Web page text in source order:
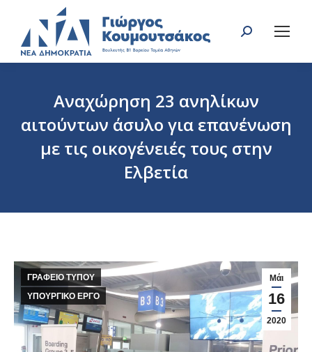
Search:
Αναχώρηση 23 ανηλίκων
αιτούντων άσυλο για επανένωση
με τις οικογένειές τους στην
Ελβετία
Μάι
16
2020
ΓΡΑΦΕΙΟ ΤΥΠΟΥ
ΥΠΟΥΡΓΙΚΟ ΕΡΓΟ